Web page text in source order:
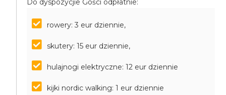
Do dyspozycjie Gości odpłatnie:
rowery: 3 eur dziennie,
skutery: 15 eur dziennie,
hulajnogi elektryczne: 12 eur dziennie
kijki nordic walking: 1 eur dziennie